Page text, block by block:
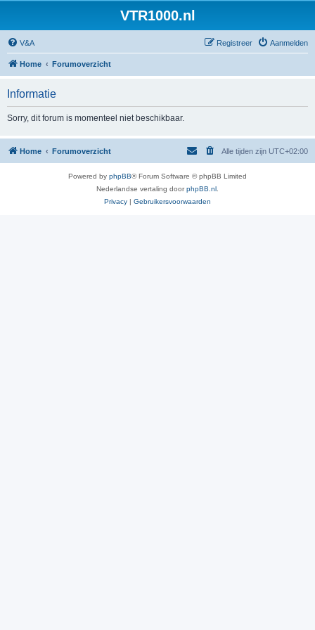
VTR1000.nl
V&A Aanmelden
Registreer
Home Forumoverzicht
Informatie
Sorry, dit forum is momenteel niet beschikbaar.
Home Forumoverzicht Alle tijden zijn UTC+02:00
Powered by phpBB® Forum Software © phpBB Limited
Nederlandse vertaling doorphpBB.nl
Privacy | Gebruikersvoorwaarden